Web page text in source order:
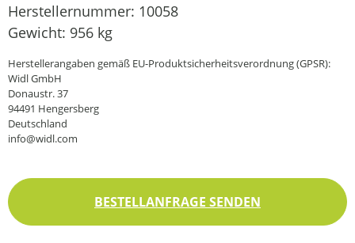
Herstellernummer: 10058
Gewicht: 956 kg
Herstellerangaben gemäß EU-Produktsicherheitsverordnung (GPSR):
Widl GmbH
Donaustr. 37
94491 Hengersberg
Deutschland
info@widl.com
BESTELLANFRAGE SENDEN